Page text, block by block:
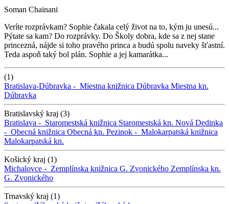
Soman Chainani
Veríte rozprávkam? Sophie čakala celý život na to, kým ju unesú...
Pýtate sa kam? Do rozprávky. Do Školy dobra, kde sa z nej stane
princezná, nájde si toho pravého princa a budú spolu naveky šťastní.
Teda aspoň taký bol plán. Sophie a jej kamarátka...
(1)
Bratislava-Dúbravka - Miestna knižnica Dúbravka Miestna kn.
Dúbravka
Bratislavský kraj (3)
Bratislava - Staromestská knižnica Staromestská kn. Nová Dedinka
- Obecná knižnica Obecná kn. Pezinok - Malokarpatská knižnica
Malokarpatská kn.
Košický kraj (1)
Michalovce - Zemplínska knižnica G. Zvonického Zemplínska kn.
G. Zvonického
Trnavský kraj (1)